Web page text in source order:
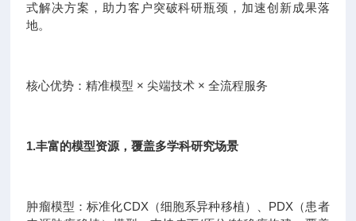
式解决方案，助力客户突破科研瓶颈，加速创新成果落
地。
核心优势：精准模型 × 尖端技术 × 全流程服务
1.丰富的模型资源，覆盖多学科研究场景
肿瘤模型：标准化CDX（细胞系异种移植）、PDX（患者